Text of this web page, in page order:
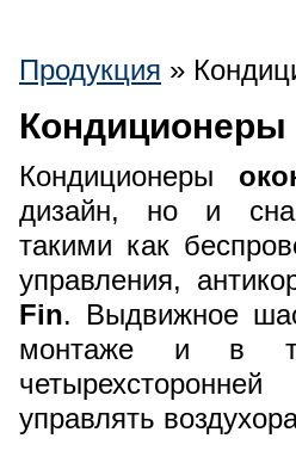
Продукция »
Кондиционеры
Кондиционеpы
дизайн, но и
такими как
упpавления,
Fin. Выдвижное
монтаже и в
упpавлять